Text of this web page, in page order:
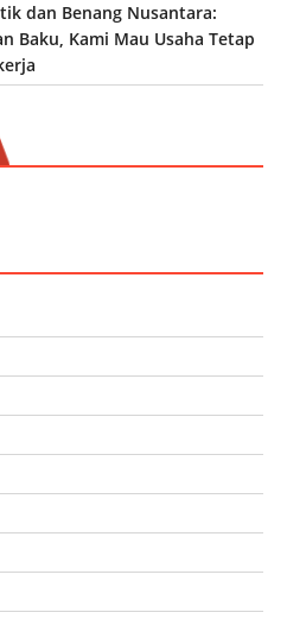
dan Benang Nusantara:
Baku, Kami Mau Usaha Tetap